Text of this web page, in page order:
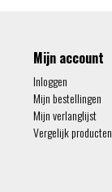
Mijn account
Inloggen
Mijn bestellingen
Mijn verlanglijst
Vergelijk producten